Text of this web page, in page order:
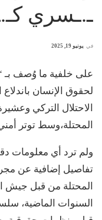
ـ.ـسري
في يونيو 19, 2025
على خلفية ما وُصف بـ
لحقوق الإنسان
الاحتلال التركي
المحتلة،وسط توتر
ولم ترد أي معلومات
تفاصيل إضافية عن
المحتلة من قبل جيش
السنوات الماضية،